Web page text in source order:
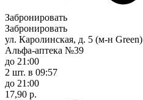
Забронировать
Забронировать
ул. Каролинская, д. 5 (м-н Green)
Альфа-аптека №39
до 21:00
2 шт. в 09:57
до 21:00
17,90 р.